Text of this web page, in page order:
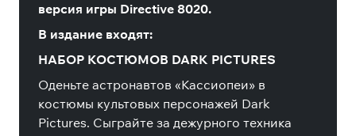
версия игры Directive 8020.
В издание входят:
НАБОР КОСТЮМОВ DARK PICTURES
Оденьте астронавтов «Кассиопеи» в
костюмы культовых персонажей Dark
Pictures. Сыграйте за дежурного техника